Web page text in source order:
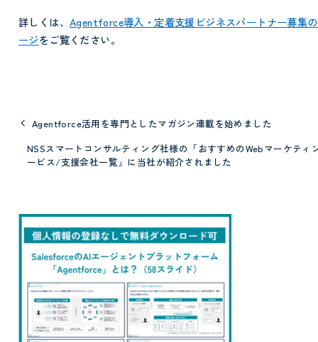
詳しくは、 Agentforce導入・定着支援ビジネスパートナー募集
ージをご覧ください。
Agentforce活用を専門としたマガジン連載を始めました
NSSスマートコンサルティング社様の「おすすめのWebマーケティ
ービス/支援会社一覧」に当社が紹介されました